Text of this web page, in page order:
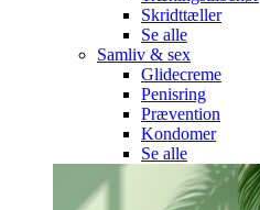
Skridttæller
Se alle
Samliv & sex
Glidecreme
Penisring
Prævention
Kondomer
Se alle